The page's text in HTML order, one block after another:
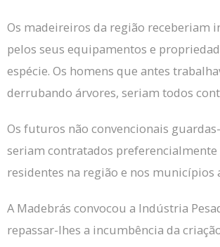
Os madeireiros da região receberiam
pelos seus equipamentos e
espécie. Os homens que antes
derrubando árvores, seriam todos
Os futuros não convencionais
seriam contratados preferencialmente
residentes na região e nos municípios
A Madebrás convocou a Indústria
repassar-lhes a incumbência da